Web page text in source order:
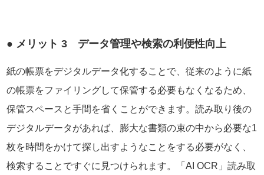
● メリット 3 データ管理や検索の利便性向上
紙の帳票をデジタルデータ化することで、従来のように紙
の帳票をファイリングして保管する必要もなくなるため、
保管スペースと手間を省くことができます。読み取り後の
デジタルデータがあれば、膨大な書類の束の中から必要な1
枚を時間をかけて探し出すようなことをする必要がなく、
検索することですぐに見つけられます。「AI OCR」読み取